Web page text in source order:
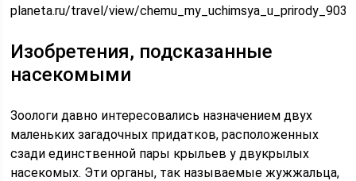
planeta.ru/travel/view/
Изобретения, подсказанные
насекомыми
Зоологи давно интересовались назначением двух
маленьких загадочных придатков, расположенных
сзади единственной пары крыльев у двукрылых
насекомых. Эти органы, так называемые жужжальца,